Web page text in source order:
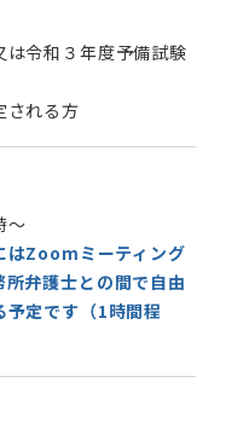
令和３年度予備試験
される方
～
はZoomミーティング
弁護士との間で自由
予定です（1時間程